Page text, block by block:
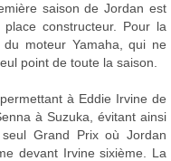
saison de Jordan est
constructeur. Pour la
moteur Yamaha, qui ne
point de toute la saison.
à Eddie Irvine de
à Suzuka, évitant ainsi
Grand Prix où Jordan
devant Irvine sixième. La